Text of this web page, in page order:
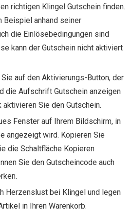
richtigen Klingel Gutschein finden.
Beispiel anhand seiner
die Einlösebedingungen sind
kann der Gutschein nicht aktiviert
auf den Aktivierungs-Button, der
die Aufschrift Gutschein anzeigen
Sie den Gutschein.
Fenster auf Ihrem Bildschirm, in
angezeigt wird. Kopieren Sie
die Schaltfläche Kopieren
Sie den Gutscheincode auch
Herzenslust bei Klingel und legen
in Ihren Warenkorb.